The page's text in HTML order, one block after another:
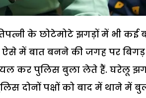
के छोटेमोटे झगड़ों में भी
में बात बनने की जगह पर बिगड़
कर पुलिस बुला लेते हैं. घरेलू
दोनों पक्षों को बाद में थाने में